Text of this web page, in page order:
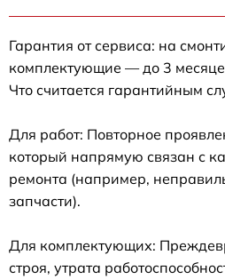
Гарантия от сервиса: на
комплектующие — до 3
Что считается гарантийным
Для работ: Повторное
который напрямую связан с
ремонта (например,
запчасти).
Для комплектующих:
строя, утрата